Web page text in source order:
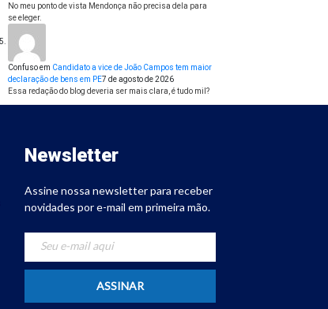
No meu ponto de vista Mendonça não precisa dela para
se eleger.
Confusoem Candidato a vice de João Campos tem maior
declaração de bens em PE7 de agosto de 2026
Essa redação do blog deveria ser mais clara, é tudo mil?
Newsletter
Assine nossa newsletter para receber
novidades por e-mail em primeira mão.